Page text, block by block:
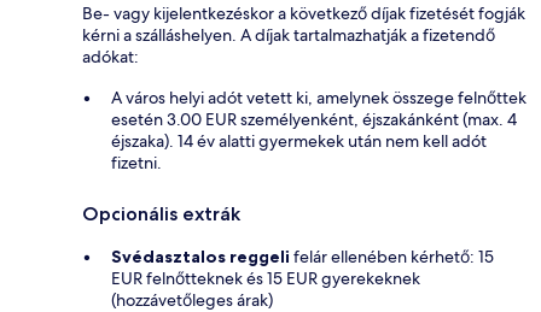
Be- vagy kijelentkezéskor a következő díjak fizetését fogják
kérni a szálláshelyen. A díjak tartalmazhatják a fizetendő
adókat:
A város helyi adót vetett ki, amelynek összege felnőttek
esetén 3.00 EUR személyenként, éjszakánként (max. 4
éjszaka). 14 év alatti gyermekek után nem kell adót
fizetni.
Opcionális extrák
Svédasztalos reggeli felár ellenében kérhető: 15
EUR felnőtteknek és 15 EUR gyerekeknek
(hozzávetőleges árak)